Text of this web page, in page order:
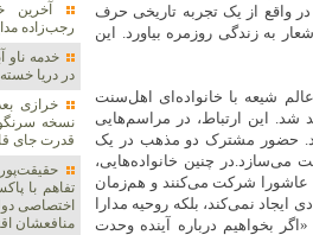
واقع از یک تجربه تاریخی حرف
به زندگی روزمره بیاورد. این
شیعه با خانواده‌ای اهل‌سنت
این ارتباط، در مراسم‌هایی
حضور مشترک دو مذهب در یک
می‌سازد.در چنین خانواده‌هایی،
عاشورا شرکت می‌کنند و هم‌زمان
ایجاد نمی‌کند، بلکه روحیه مدارا
بخواهیم درباره آینده وحدت
آخرین
رجب‌زاده مداح: ۴ نفر
در دریا
خرازی
نسخه
قدرت جای
تفاهم با
اختصاصی
منافعشان